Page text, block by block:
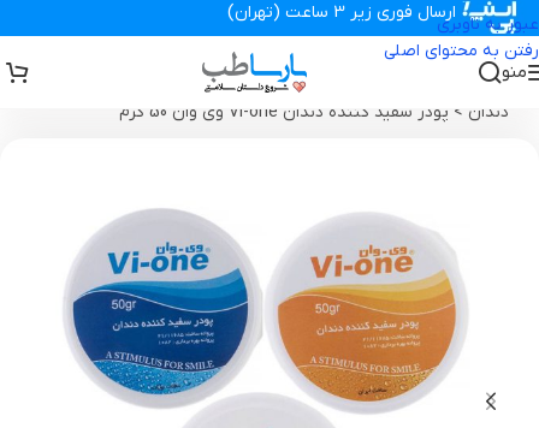
عبور به ناوبری
رفتن به محتوای اصلی
ارسال فوری زیر 3 ساعت (تهران)
منو
تجهیزات پزشکی پارساطب محصولات بهداشتی
دندان > پودر سفید کننده دندان Vi-one وی وان 50 گرم